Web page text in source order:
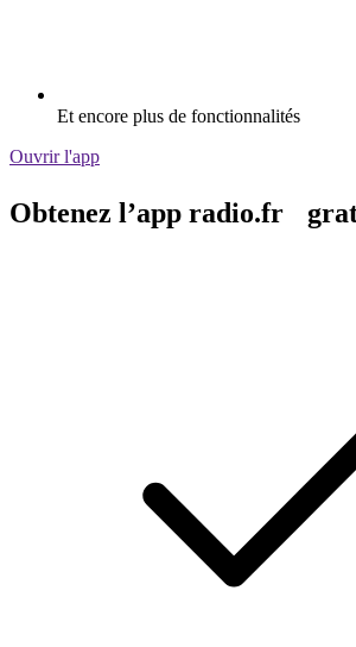
Et encore plus de fonctionnalités
Ouvrir l'app
Obtenez l’app radio.fr